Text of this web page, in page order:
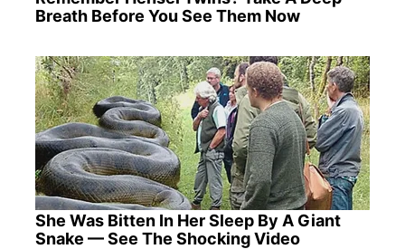
Breath Before You See Them Now
She Was Bitten In Her Sleep By A Giant
Snake — See The Shocking Video